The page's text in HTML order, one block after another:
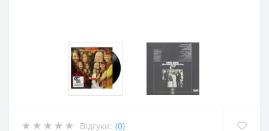
Відгуки: (0)